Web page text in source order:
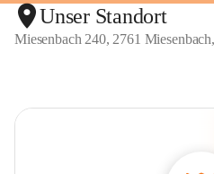
Unser Standort
Miesenbach 240, 2761